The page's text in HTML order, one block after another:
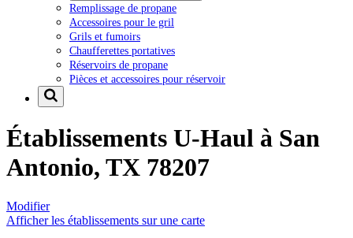
Remplissage de propane
Accessoires pour le gril
Grils et fumoirs
Chaufferettes portatives
Réservoirs de propane
Pièces et accessoires pour réservoir
Établissements U-Haul à San
Antonio, TX 78207
Modifier
Afficher les établissements sur une carte